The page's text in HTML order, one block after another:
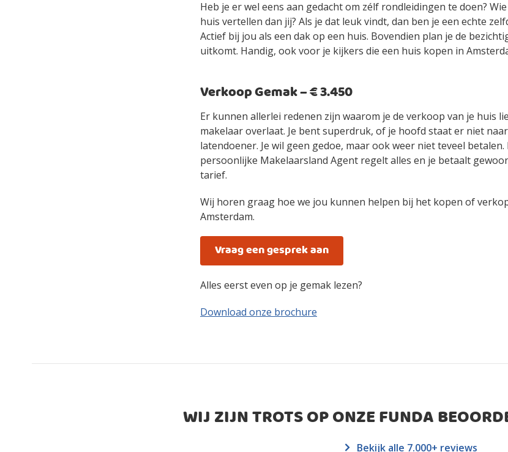
Heb je er wel eens aan gedacht om zélf rondleidingen te doen?
huis vertellen dan jij? Als je dat leuk vindt, dan ben je een echte
Actief bij jou als een dak op een huis. Bovendien plan je de
uitkomt. Handig, ook voor je kijkers die een huis kopen in
Verkoop Gemak – € 3.450
Er kunnen allerlei redenen zijn waarom je de verkoop van je huis
makelaar overlaat. Je bent superdruk, of je hoofd staat er niet
latendoener. Je wil geen gedoe, maar ook weer niet teveel betalen.
persoonlijke Makelaarsland Agent regelt alles en je betaalt
tarief.
Wij horen graag hoe we jou kunnen helpen bij het kopen of
Amsterdam.
Vraag een gesprek aan
Alles eerst even op je gemak lezen?
Download onze brochure
WIJ ZIJN TROTS OP ONZE FUNDA
Bekijk alle 7.000+ reviews